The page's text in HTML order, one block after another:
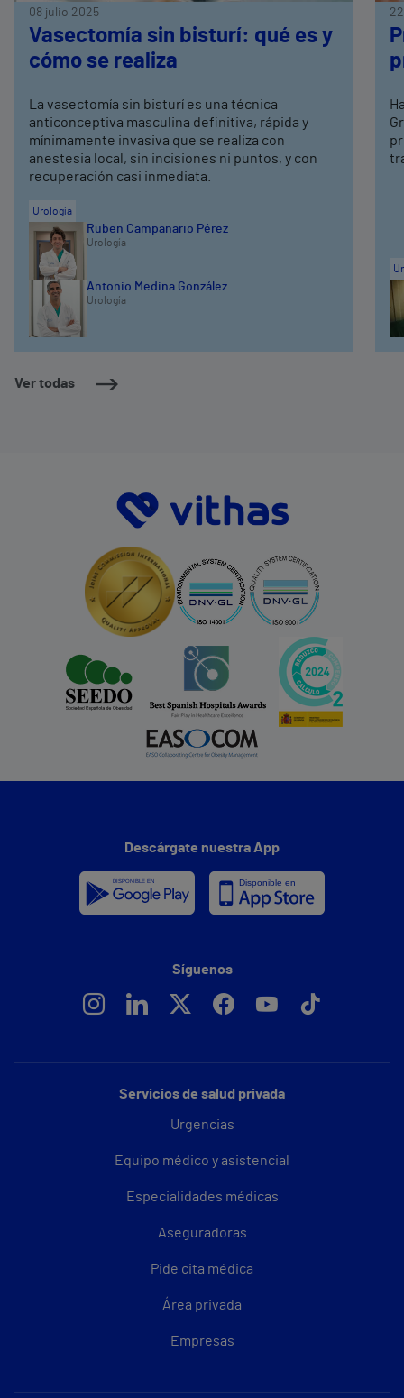
Ver todas
08 julio 2025
Vasectomía sin bisturí: qué es y
cómo se realiza
La vasectomía sin bisturí es una técnica
anticonceptiva masculina definitiva, rápida y
mínimamente invasiva que se realiza con
anestesia local, sin incisiones ni puntos, y con
recuperación casi inmediata.
Urología
Ruben Campanario Pérez
Urología
Antonio Medina González
Urología
Servicios de salud privada
Urgencias
Equipo médico y asistencial
Especialidades médicas
Aseguradoras
Pide cita médica
Área privada
Empresas
Descárgate nuestra App
Síguenos